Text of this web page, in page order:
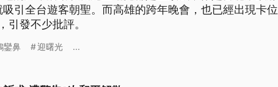
引全台遊客朝聖。而高雄的跨年晚會，也已經出現卡位
引發不少批評。
鑾鼻 迎曙光 ...